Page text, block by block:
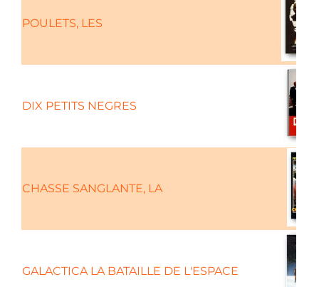
POULETS, LES
DIX PETITS NEGRES
CHASSE SANGLANTE, LA
GALACTICA LA BATAILLE DE L'ESPACE